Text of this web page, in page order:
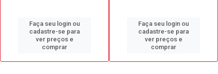
Faça seu login ou
cadastre-se para
ver preços e
comprar
Faça seu login ou
cadastre-se para
ver preços e
comprar